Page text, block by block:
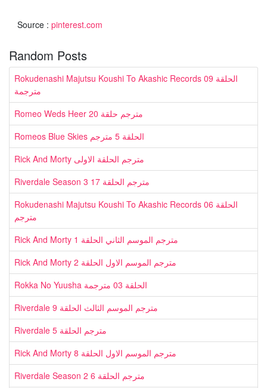
Source : pinterest.com
Random Posts
Rokudenashi Majutsu Koushi To Akashic Records الحلقة 09
مترجمة
Romeo Weds Heer مترجم حلقة 20
Romeos Blue Skies الحلقة 5 مترجم
Rick And Morty مترجم الحلقة الاولى
Riverdale Season 3 مترجم الحلقة 17
Rokudenashi Majutsu Koushi To Akashic Records الحلقة 06
مترجم
Rick And Morty مترجم الموسم الثاني الحلقة 1
Rick And Morty مترجم الموسم الاول الحلقة 2
Rokka No Yuusha الحلقة 03 مترجمة
Riverdale مترجم الموسم الثالث الحلقة 9
Riverdale مترجم الحلقة 5
Rick And Morty مترجم الموسم الاول الحلقة 8
Riverdale Season 2 مترجم الحلقة 6